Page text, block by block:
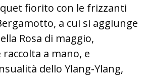
fiorito con le frizzanti
a cui si aggiunge
Rosa di maggio,
a mano, e
dello Ylang-Ylang,